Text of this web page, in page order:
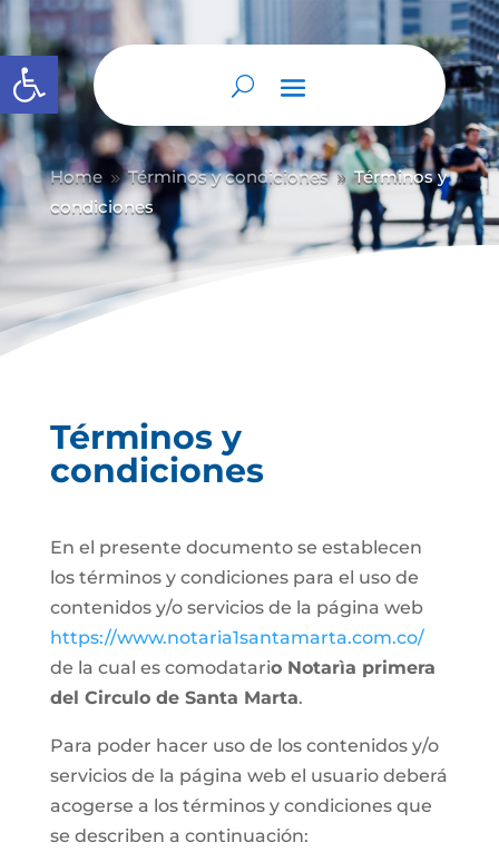
Abrir barra de herramientas
Home 9 Términos y condiciones 9 Términos y
condiciones
Términos y
condiciones
En el presente documento se establecen
los términos y condiciones para el uso de
contenidos y/o servicios de la página web
https://www.notaria1santamarta.com.co/
de la cual es comodatario Notarìa primera
del Circulo de Santa Marta.
Para poder hacer uso de los contenidos y/o
servicios de la página web el usuario deberá
acogerse a los términos y condiciones que
se describen a continuación: